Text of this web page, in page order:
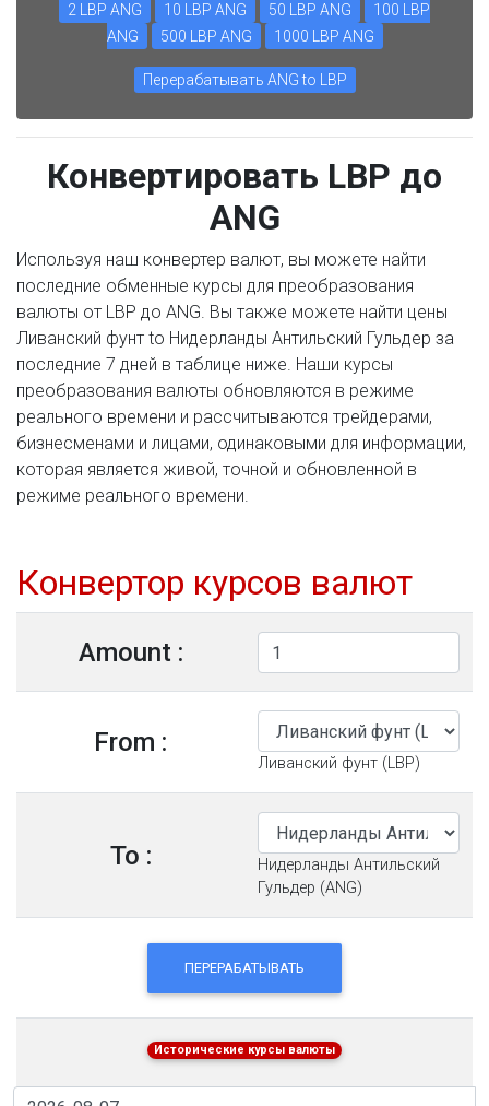
2 LBP ANG 10 LBP ANG 50 LBP ANG
100 LBP
ANG
500 LBP ANG 1000 LBP ANG
Перерабатывать ANG to LBP
Конвертировать LBP до
ANG
Используя наш конвертер валют, вы можете найти
последние обменные курсы для преобразования
валюты от LBP до ANG. Вы также можете найти цены
Ливанский фунт to Нидерланды Антильский Гульдер за
последние 7 дней в таблице ниже. Наши курсы
преобразования валюты обновляются в режиме
реального времени и рассчитываются трейдерами,
бизнесменами и лицами, одинаковыми для информации,
которая является живой, точной и обновленной в
режиме реального времени.
Конвертор курсов валют
Amount :
From :
Ливанский фунт (LBP)
To :
Нидерланды Антильский
Гульдер (ANG)
ПЕРЕРАБАТЫВАТЬ
Исторические курсы валюты